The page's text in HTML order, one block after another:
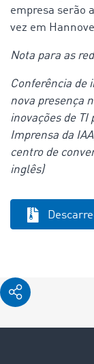
empresa serão
vez em
Nota para as
Conferência de
nova presença
inovações de TI
Imprensa da
centro de
inglês)